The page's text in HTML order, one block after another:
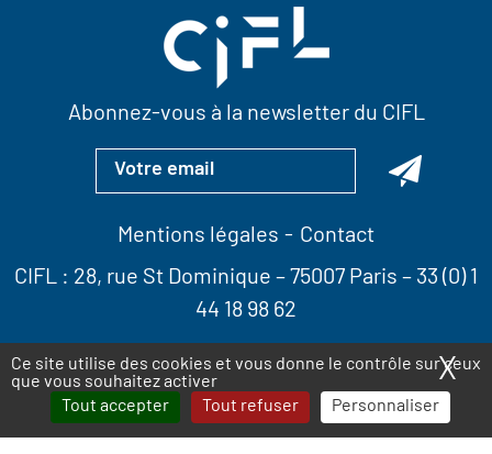
Ce site utilise des cookies et vous donne le contrôle sur ceux
que vous souhaitez activer
Tout accepter
Tout refuser Personnaliser
X
Abonnez-vous à la newsletter du CIFL
Mentions légales
Contact
CIFL : 28, rue St Dominique – 75007 Paris – 33 (0) 1
44 18 98 62